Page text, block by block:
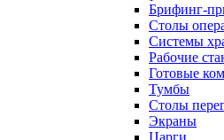
Брифинг-
Столы
Системы
Рабочие
Готовые
Тумбы
Столы
Экраны
Царги